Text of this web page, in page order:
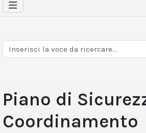
Piano di
Coordinamento